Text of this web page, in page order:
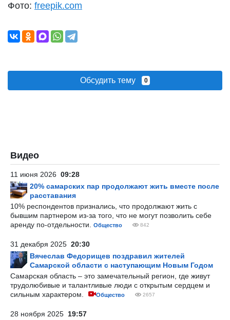
Фото: freepik.com
Обсудить тему 0
Видео
11 июня 2026 09:28
20% самарских пар продолжают жить вместе после
расставания
10% респондентов признались, что продолжают жить с
бывшим партнером из-за того, что не могут позволить себе
аренду по-отдельности.
Общество 842
31 декабря 2025 20:30
Вячеслав Федорищев поздравил жителей
Самарской области с наступающим Новым Годом
Самарская область – это замечательный регион, где живут
трудолюбивые и талантливые люди с открытым сердцем и
сильным характером.
Общество 2657
28 ноября 2025 19:57